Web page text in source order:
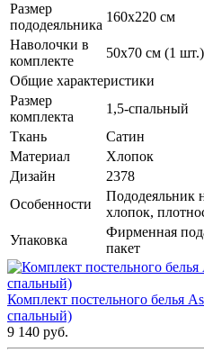
Размер
пододеяльника
160х220 см
Наволочки в
комплекте
50х70 см (1
Общие характеристики
Размер
комплекта
1,5-спальный
Ткань
Сатин
Материал
Хлопок
Дизайн
2378
Особенности
Пододеяльник
хлопок,
Упаковка
Фирменная
пакет
Комплект постельного белья
спальный)
9 140 руб.